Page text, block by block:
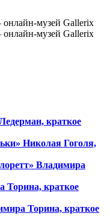
краткое
Николая Гоголя,
Владимира
Торина, краткое
Торина, краткое